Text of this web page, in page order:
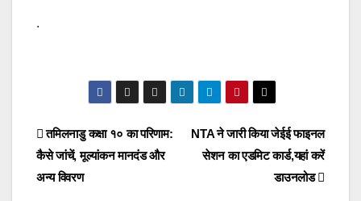
.
Post
navigation
NTA ने जारी किया जेईई फाइनल
सेशन का एडमिट कार्ड,यहां करें
डाउनलोड
तमिलनाडु कक्षा १० का परिणाम:
कैसे जांचें, मूल्यांकन मानदंड और
अन्य विवरण